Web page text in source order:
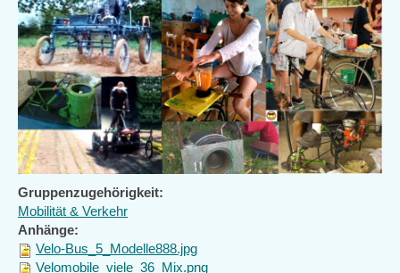
Gruppenzugehörigkeit:
Mobilität & Verkehr
Anhänge:
Velo-Bus_5_Modelle888.jpg
Velomobile_viele_36_Mix.png